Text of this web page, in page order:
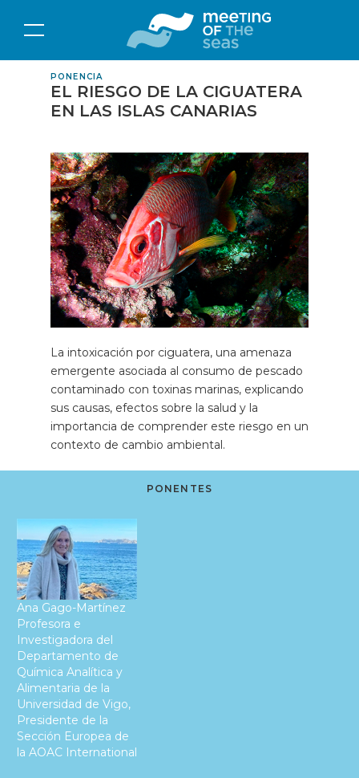
PONENCIA
EL RIESGO DE LA CIGUATERA
EN LAS ISLAS CANARIAS
La intoxicación por ciguatera, una amenaza
emergente asociada al consumo de pescado
contaminado con toxinas marinas, explicando
sus causas, efectos sobre la salud y la
importancia de comprender este riesgo en un
contexto de cambio ambiental.
PONENTES
Ana Gago-Martínez
Profesora e
Investigadora del
Departamento de
Química Analítica y
Alimentaria de la
Universidad de Vigo,
Presidente de la
Sección Europea de
la AOAC International